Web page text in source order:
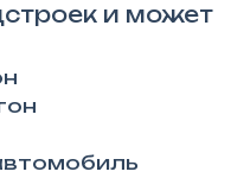
и может